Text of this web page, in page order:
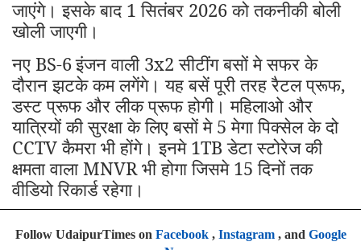
जाएंगे। इसके बाद 1 सितंबर 2026 को तकनीकी बोली
खोली जाएगी।
नए BS-6इंजन वाली 3x2 सीटींग बसों मे सफर के
दौरान झटके कम लगेंगे। यह बसें पूरी तरह रैटल प्रूफ,
डस्ट प्रूफ और लीक प्रूफ होगी। महिलाओ और
यात्रियों की सुरक्षा के लिए बसों मे 5 मेगा पिक्सेल के दो
CCTV कैमरा भी होंगे। इनमे 1TB डेटा स्टोरेज की
क्षमता वाला MNVR भी होगा जिसमे 15 दिनों तक
वीडियो रिकार्ड रहेगा।
Follow UdaipurTimes on Facebook, Instagram, and Google